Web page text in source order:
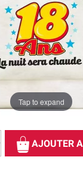
Tap to expand
AJOUTER